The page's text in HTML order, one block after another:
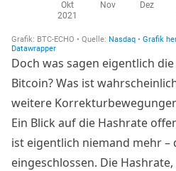
Doch was sagen eigentlich
Bitcoin? Was ist
weitere
Ein Blick auf die Hashrate
ist eigentlich niemand mehr –
eingeschlossen. Die